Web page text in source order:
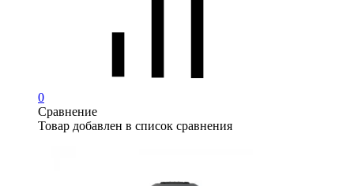
0
Сравнение
Товар добавлен в список сравнения